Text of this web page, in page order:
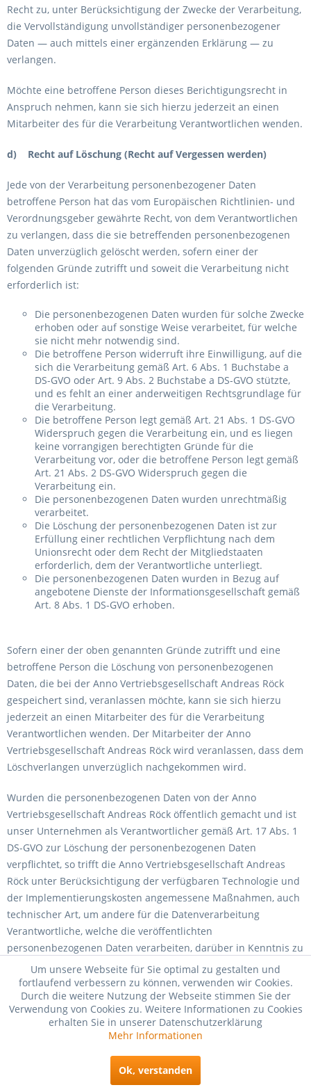
Recht zu, unter Berücksichtigung der Zwecke der Verarbeitung,
die Vervollständigung unvollständiger personenbezogener
Daten — auch mittels einer ergänzenden Erklärung — zu
verlangen.
Möchte eine betroffene Person dieses Berichtigungsrecht in
Anspruch nehmen, kann sie sich hierzu jederzeit an einen
Mitarbeiter des für die Verarbeitung Verantwortlichen wenden.
d) Recht auf Löschung (Recht auf Vergessen werden)
Jede von der Verarbeitung personenbezogener Daten
betroffene Person hat das vom Europäischen Richtlinien- und
Verordnungsgeber gewährte Recht, von dem Verantwortlichen
zu verlangen, dass die sie betreffenden personenbezogenen
Daten unverzüglich gelöscht werden, sofern einer der
folgenden Gründe zutrifft und soweit die Verarbeitung nicht
erforderlich ist:
Die personenbezogenen Daten wurden für solche Zwecke
erhoben oder auf sonstige Weise verarbeitet, für welche
sie nicht mehr notwendig sind.
Die betroffene Person widerruft ihre Einwilligung, auf die
sich die Verarbeitung gemäß Art. 6 Abs. 1 Buchstabe a
DS-GVO oder Art. 9 Abs. 2 Buchstabe a DS-GVO stützte,
und es fehlt an einer anderweitigen Rechtsgrundlage für
die Verarbeitung.
Die betroffene Person legt gemäß Art. 21 Abs. 1 DS-GVO
Widerspruch gegen die Verarbeitung ein, und es liegen
keine vorrangigen berechtigten Gründe für die
Verarbeitung vor, oder die betroffene Person legt gemäß
Art. 21 Abs. 2 DS-GVO Widerspruch gegen die
Verarbeitung ein.
Die personenbezogenen Daten wurden unrechtmäßig
verarbeitet.
Die Löschung der personenbezogenen Daten ist zur
Erfüllung einer rechtlichen Verpflichtung nach dem
Unionsrecht oder dem Recht der Mitgliedstaaten
erforderlich, dem der Verantwortliche unterliegt.
Die personenbezogenen Daten wurden in Bezug auf
angebotene Dienste der Informationsgesellschaft gemäß
Art. 8 Abs. 1 DS-GVO erhoben.
Sofern einer der oben genannten Gründe zutrifft und eine
betroffene Person die Löschung von personenbezogenen
Daten, die bei der Anno Vertriebsgesellschaft Andreas Röck
gespeichert sind, veranlassen möchte, kann sie sich hierzu
jederzeit an einen Mitarbeiter des für die Verarbeitung
Verantwortlichen wenden. Der Mitarbeiter der Anno
Vertriebsgesellschaft Andreas Röck wird veranlassen, dass dem
Löschverlangen unverzüglich nachgekommen wird.
Wurden die personenbezogenen Daten von der Anno
Vertriebsgesellschaft Andreas Röck öffentlich gemacht und ist
unser Unternehmen als Verantwortlicher gemäß Art. 17 Abs. 1
DS-GVO zur Löschung der personenbezogenen Daten
verpflichtet, so trifft die Anno Vertriebsgesellschaft Andreas
Röck unter Berücksichtigung der verfügbaren Technologie und
der Implementierungskosten angemessene Maßnahmen, auch
technischer Art, um andere für die Datenverarbeitung
Verantwortliche, welche die veröffentlichten
personenbezogenen Daten verarbeiten, darüber in Kenntnis zu
setzen, dass die betroffene Person von diesen anderen für die
Datenverarbeitung Verantwortlichen die Löschung sämtlicher
Links zu diesen personenbezogenen Daten oder von Kopien
oder Replikationen dieser personenbezogenen Daten verlangt
hat, soweit die Verarbeitung nicht erforderlich ist. Der
im Einzelfall das Notwendige veranlassen.
Um unsere Webseite für Sie optimal zu gestalten und
fortlaufend verbessern zu können, verwenden wir Cookies.
Durch die weitere Nutzung der Webseite stimmen Sie der
Verwendung von Cookies zu. Weitere Informationen zu Cookies
erhalten Sie in unserer Datenschutzerklärung
Mehr Informationen
Ok, verstanden